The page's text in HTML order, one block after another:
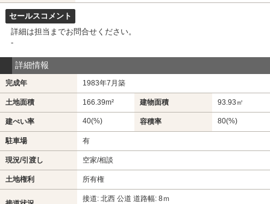
セールスコメント
詳細は担当までお問合せください。
-
詳細情報
完成年 1983年7月築
土地面積 166.39m² 建物面積 93.93㎡
建ぺい率 40(%) 容積率 80(%)
駐車場 有
現況/引渡し 空家/相談
土地権利 所有権
接道: 北西 公道 道路幅: 8ｍ